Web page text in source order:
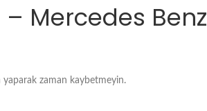
Mercedes Benz
yaparak zaman kaybetmeyin.